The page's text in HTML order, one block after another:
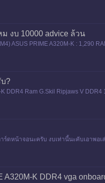
งบ 10000 advice ล้วน
ASUS PRIME A320M-K : 1,290
?
DDR4 Ram G.Skil Ripjaws V
เล
ร์ดหน้าจอนะครับ งบเท่านี้นะคับเอาพ
A320M-K DDR4 vga